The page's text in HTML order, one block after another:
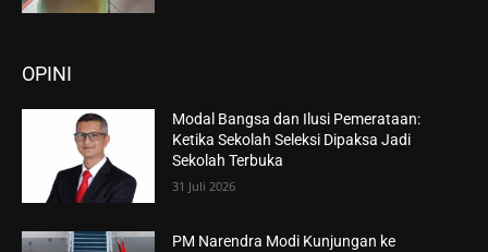
OPINI
Modal Bangsa dan Ilusi Pemerataan:
Ketika Sekolah Seleksi Dipaksa Jadi
Sekolah Terbuka
31 Juli 2026
PM Narendra Modi Kunjungan ke